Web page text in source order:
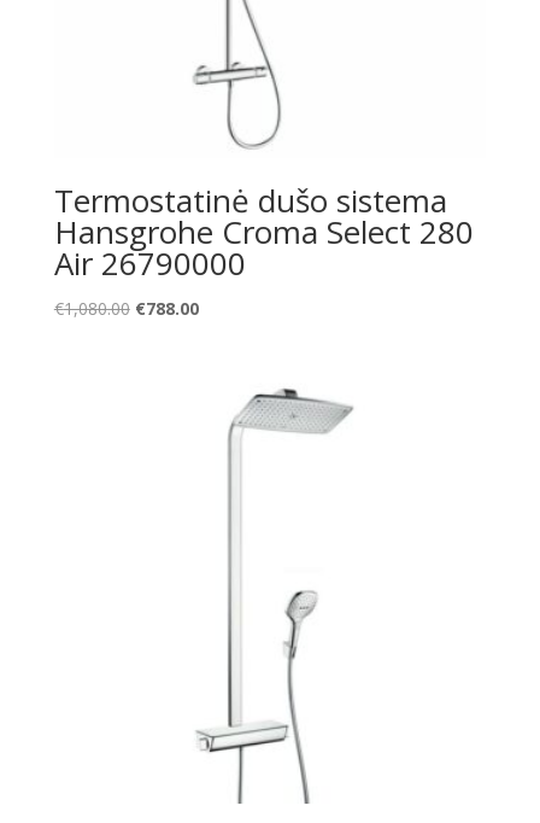
Termostatinė dušo sistema
Hansgrohe Croma Select 280
Air 26790000
€1,080.00 Original
€788.00Current
€788.00.